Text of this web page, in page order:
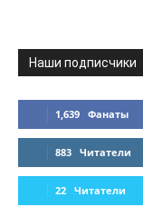
Наши подписчики
1,639 Фанаты
883 Читатели
22 Читатели